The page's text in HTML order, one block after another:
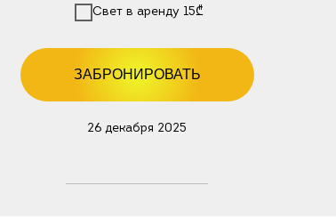
Свет в аренду 15₾
ЗАБРОНИРОВАТЬ
26 декабря 2025